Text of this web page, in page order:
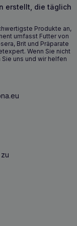
mit 4VETS
wurde
einer
Weight
ist auch für
die
Weight
Besitzer, die
wollen, um
Lebensqualität
erstellt, die täglich
Produkte an,
umfasst Futter von
Brit und Präparate
Wenn Sie nicht
uns und wir helfen